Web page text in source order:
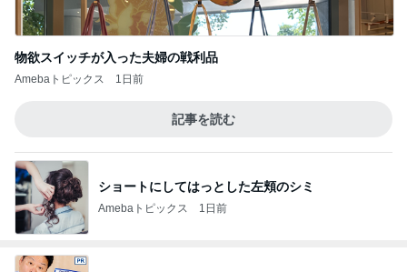
物欲スイッチが入った夫婦の戦利品
Amebaトピックス 1日前
記事を読む
ショートにしてはっとした左頬のシミ
Amebaトピックス 1日前